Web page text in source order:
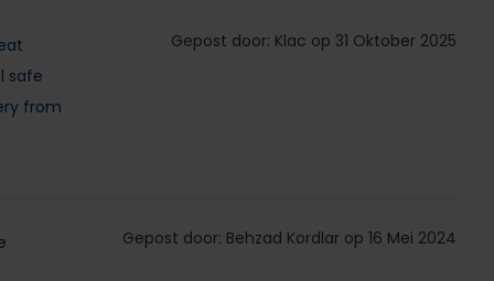
safe
from
Gepost door: Klac op 31 Oktober 2025
Gepost door: Behzad Kordlar op 16 Mei 2024